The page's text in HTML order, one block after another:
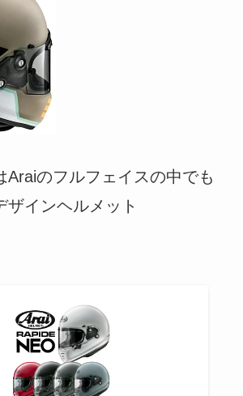
Araiのフルフェイスの中でも
ザインヘルメット